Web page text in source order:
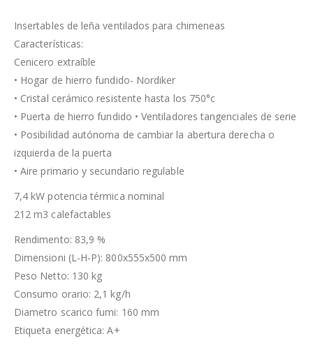
Insertables de leña ventilados para chimeneas
Características:
Cenicero extraíble
• Hogar de hierro fundido- Nordiker
• Cristal cerámico resistente hasta los 750°c
• Puerta de hierro fundido • Ventiladores tangenciales de serie
• Posibilidad autónoma de cambiar la abertura derecha o
izquierda de la puerta
• Aire primario y secundario regulable
7,4 kW potencia térmica nominal
212 m3 calefactables
Rendimento: 83,9 %
Dimensioni (L-H-P): 800x555x500 mm
Peso Netto: 130 kg
Consumo orario: 2,1 kg/h
Diametro scarico fumi: 160 mm
Etiqueta energética: A+